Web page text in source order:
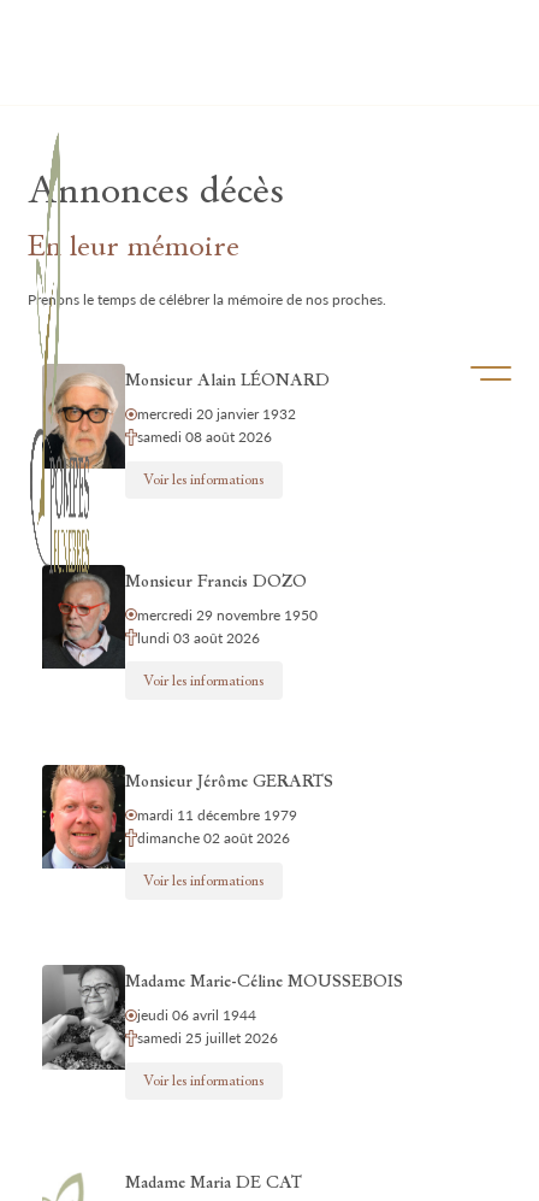
Ouvrir/
Annonces décès
En leur mémoire
Prenons le temps de célébrer la mémoire de nos proches.
Monsieur Alain LÉONARD
mercredi 20 janvier 1932
samedi 08 août 2026
Voir les informations
Monsieur Francis DOZO
mercredi 29 novembre 1950
lundi 03 août 2026
Voir les informations
Monsieur Jérôme GERARTS
mardi 11 décembre 1979
dimanche 02 août 2026
Voir les informations
Madame Marie-Céline MOUSSEBOIS
jeudi 06 avril 1944
samedi 25 juillet 2026
Voir les informations
Madame Maria DE CAT